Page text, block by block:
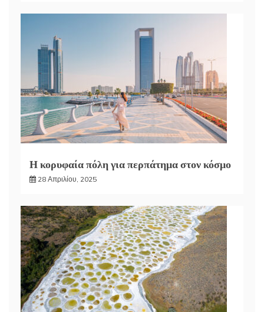
Η κορυφαία πόλη για περπάτημα στον κόσμο
28 Απριλίου, 2025